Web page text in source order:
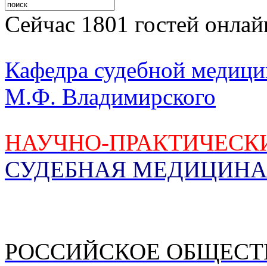
Сейчас 1801 гостей
Кафедра судебной
М.Ф. Владимирского
НАУЧНО-
СУДЕБНАЯ МЕДИЦИНА
РОССИЙСКОЕ